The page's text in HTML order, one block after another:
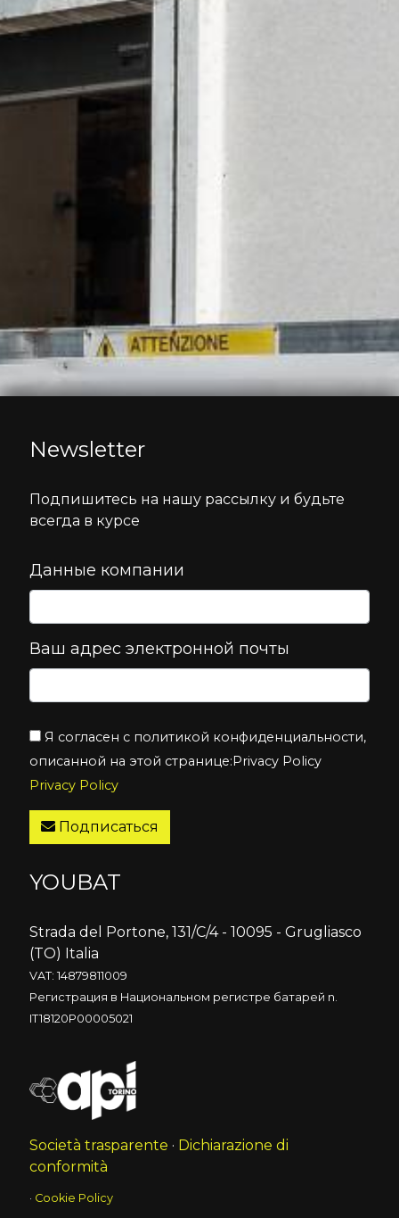
Newsletter
Подпишитесь на нашу рассылку и будьте
всегда в курсе
Данные компании
Ваш адрес электронной почты
Я согласен с политикой конфиденциальности,
описанной на этой странице:Privacy Policy
Privacy Policy
Подписаться
YOUBAT
Strada del Portone, 131/C/4 - 10095 - Grugliasco
(TO) Italia
VAT: 14879811009
Регистрация в Национальном регистре батарей n.
IT18120P00005021
Società trasparente · Dichiarazione di
conformità
· Cookie Policy